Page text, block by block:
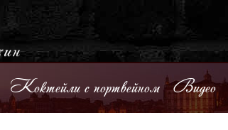
Коктейли с портвейном Видео